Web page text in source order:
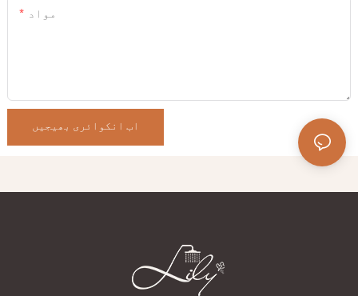
مواد
اب انکوائری بھیجیں